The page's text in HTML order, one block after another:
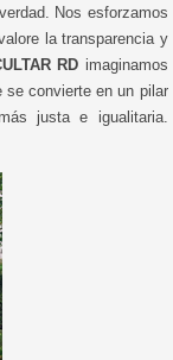
Nos esforzamos
la transparencia y
RD imaginamos
se convierte en un pilar
justa e igualitaria.